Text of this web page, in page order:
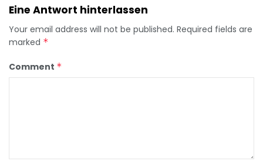
Eine Antwort hinterlassen
Your email address will not be published. Required fields are
marked *
Comment *